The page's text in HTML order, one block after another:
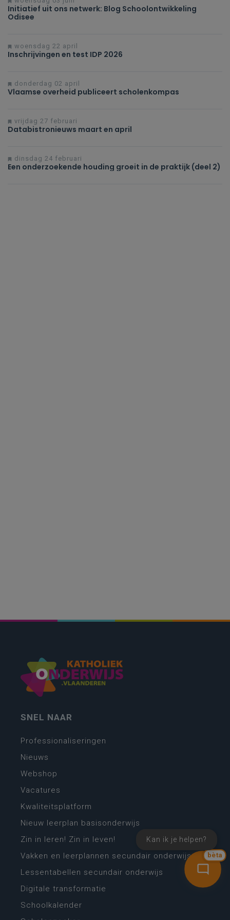
Initiatief uit ons netwerk: Blog Schoolontwikkeling
Odisee
woensdag 22 april
Inschrijvingen en test IDP 2026
donderdag 02 april
Vlaamse overheid publiceert scholenkompas
vrijdag 27 februari
Databistronieuws maart en april
dinsdag 24 februari
Een onderzoekende houding groeit in de praktijk (deel 2)
bèta
Kan ik je helpen?
SNEL NAAR
Professionaliseringen
Nieuws
Webshop
Vacatures
Kwaliteitsplatform
Nieuw leerplan basisonderwijs
Zin in leren! Zin in leven!
Vakken en leerplannen secundair onderwijs
Lessentabellen secundair onderwijs
Digitale transformatie
Schoolkalender